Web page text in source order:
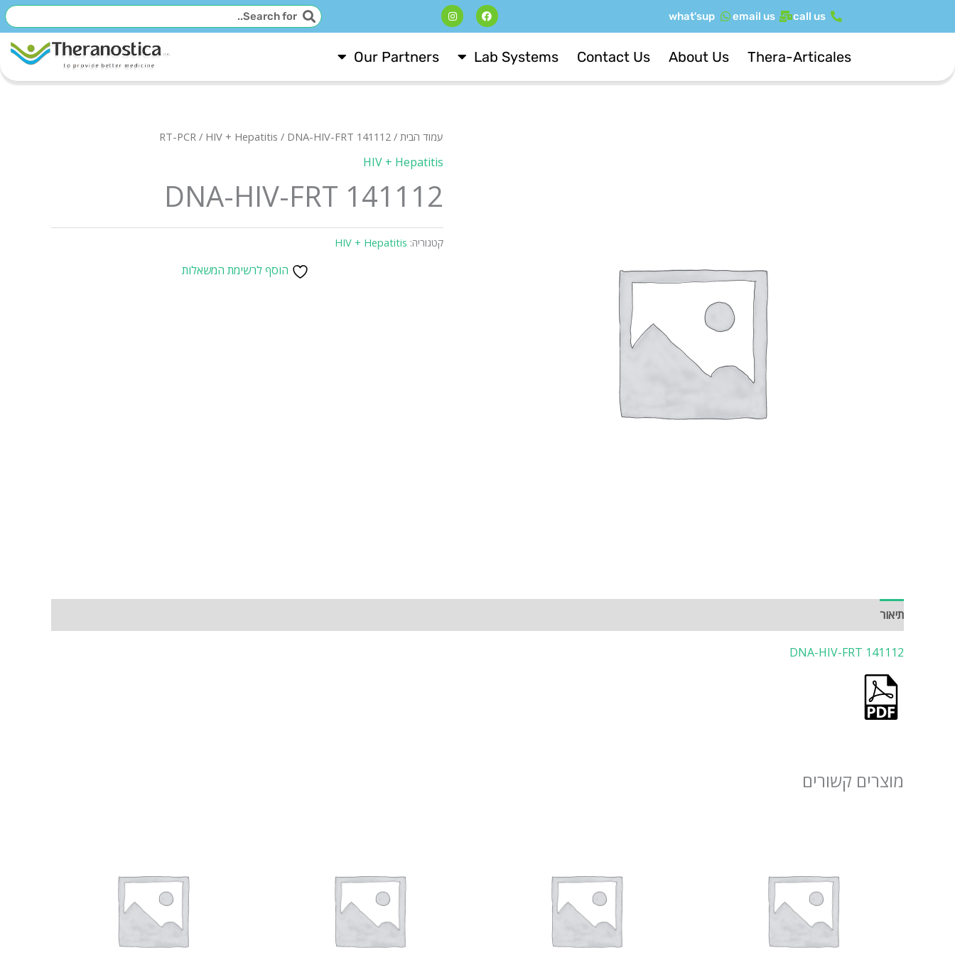
לתוכן
call us
email us
what'sup
F
a
c
o
k
I
n
s
a
m
חיפושחיפוש
Thera-Articales
About Us
Contact Us
Lab Systems
Our Partners
עמוד הבית /
RT-PCR / HIV + Hepatitis / DNA-HIV-FRT 141112
HIV + Hepatitis
DNA-HIV-FRT 141112
קטגוריה: HIV + Hepatitis
הוסף לרשימת המשאלות
תיאור
DNA-HIV-FRT 141112
מוצרים קשורים